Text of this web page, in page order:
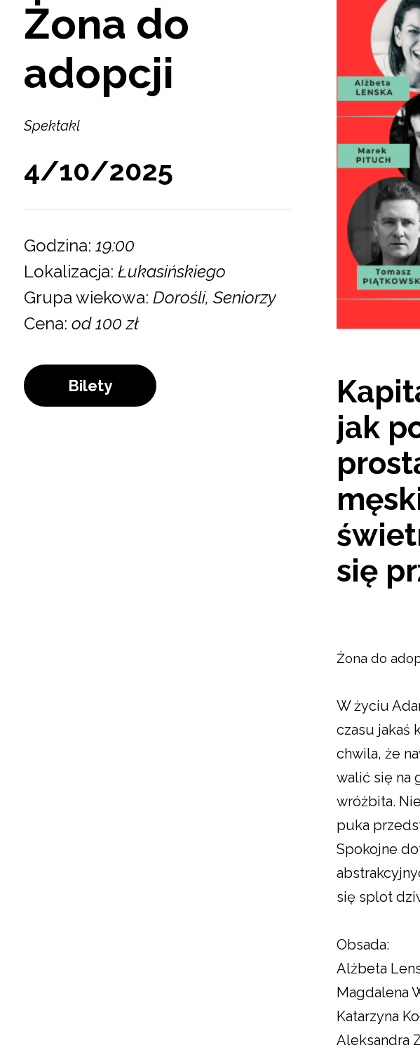
Żona do
adopcji
Spektakl
4/10/2025
Godzina: 19:00
Lokalizacja: Łukasińskiego
Grupa wiekowa: Dorośli, Seniorzy
Cena: od 100 zł
Bilety
jak
się
Żona do
W życiu
czasu jakaś
chwila, że
walić się na
wróżbita.
puka
Spokojne
się splot
Obsada:
Alżbeta
Magdalena
Katarzyna
Aleksandra